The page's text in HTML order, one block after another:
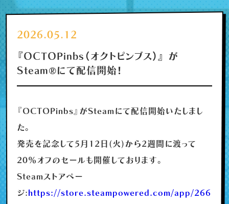
2026.05.12
『OCTOPinbs（オクトピンブス）』 が
Steam®にて配信開始！
『OCTOPinbs』がSteamにて配信開始いたしまし
た。
発売を記念して5月12日(火)から2週間に渡って
20％オフのセールも開催しております。
Steamストアペー
ジ: https://store.steampowered.com/app/266